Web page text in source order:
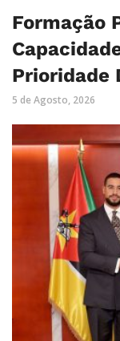
Formação
Prioridade
5 de Agosto, 2026